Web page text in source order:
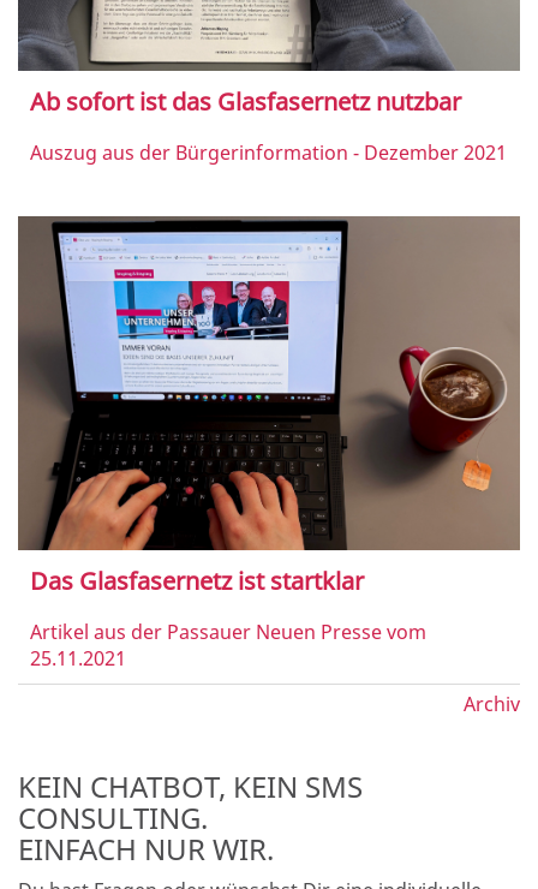
Ab sofort ist das Glasfasernetz nutzbar
Auszug aus der Bürgerinformation - Dezember 2021
Das Glasfasernetz ist startklar
Artikel aus der Passauer Neuen Presse vom
25.11.2021
Archiv
KEIN CHATBOT, KEIN SMS
CONSULTING.
EINFACH NUR WIR.